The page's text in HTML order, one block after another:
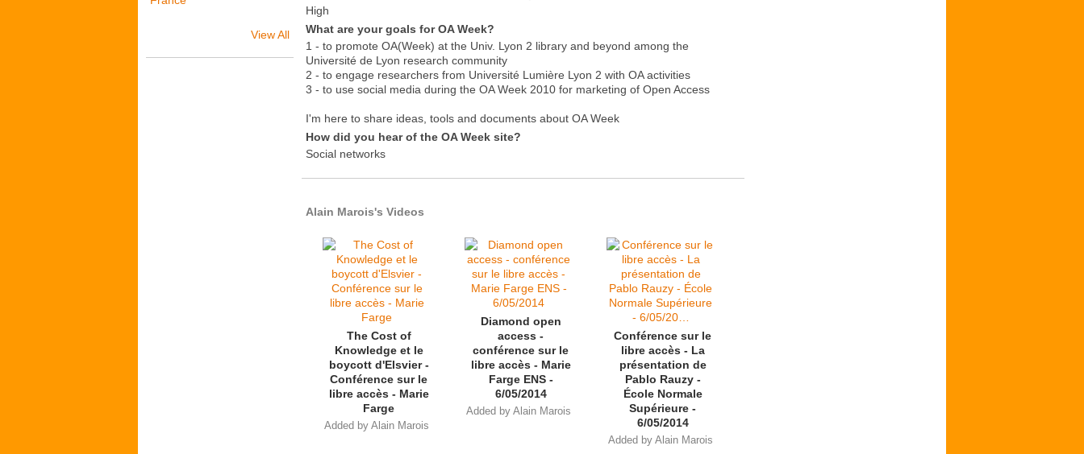
View All
High
What are your goals for OA Week?
1 - to promote OA(Week) at the Univ. Lyon 2 library and beyond among the
Université de Lyon research community
2 - to engage researchers from Université Lumière Lyon 2 with OA activities
3 - to use social media during the OA Week 2010 for marketing of Open Access
I'm here to share ideas, tools and documents about OA Week
How did you hear of the OA Week site?
Social networks
Alain Marois's Videos
The Cost of
Knowledge et le
boycott d'Elsvier -
Conférence sur le
libre accès - Marie
Farge
Added by Alain Marois
Diamond open
access -
conférence sur le
libre accès - Marie
Farge ENS -
6/05/2014
Added by Alain Marois
Conférence sur le
libre accès - La
présentation de
Pablo Rauzy -
École Normale
Supérieure -
6/05/2014
Added by Alain Marois